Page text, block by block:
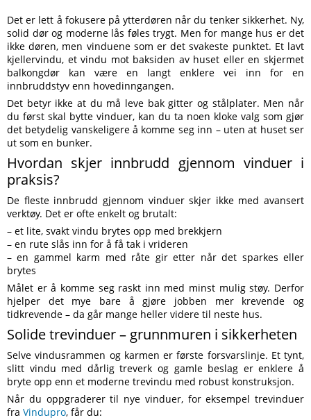
Det er lett å fokusere på ytterdøren når du tenker sikkerhet. Ny,
solid dør og moderne lås føles trygt. Men for mange hus er det
ikke døren, men vinduene som er det svakeste punktet. Et lavt
kjellervindu, et vindu mot baksiden av huset eller en skjermet
balkongdør kan være en langt enklere vei inn for en
innbruddstyv enn hovedinngangen.
Det betyr ikke at du må leve bak gitter og stålplater. Men når
du først skal bytte vinduer, kan du ta noen kloke valg som gjør
det betydelig vanskeligere å komme seg inn – uten at huset ser
ut som en bunker.
Hvordan skjer innbrudd gjennom vinduer i
praksis?
De fleste innbrudd gjennom vinduer skjer ikke med avansert
verktøy. Det er ofte enkelt og brutalt:
– et lite, svakt vindu brytes opp med brekkjern
– en rute slås inn for å få tak i vrideren
– en gammel karm med råte gir etter når det sparkes eller
brytes
Målet er å komme seg raskt inn med minst mulig støy. Derfor
hjelper det mye bare å gjøre jobben mer krevende og
tidkrevende – da går mange heller videre til neste hus.
Solide trevinduer – grunnmuren i sikkerheten
Selve vindusrammen og karmen er første forsvarslinje. Et tynt,
slitt vindu med dårlig treverk og gamle beslag er enklere å
bryte opp enn et moderne trevindu med robust konstruksjon.
Når du oppgraderer til nye vinduer, for eksempel trevinduer
fra Vindupro, får du: